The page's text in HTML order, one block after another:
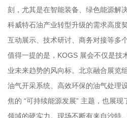
刻，尤其是在智能装备、绿色能源解
科威特石油产业转型升级的需求高度
互动展示、技术研讨、商务对接等多个
值得一提的是，KOGS 展会不仅是技
业未来趋势的风向标。北京融合展览
油气开采系统、高效环保的油气处理
焦的 “可持续能源发展” 主题，也展
领域的硬实力。现场不断有来自沙特